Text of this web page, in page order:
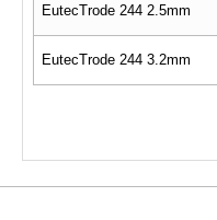
EutecTrode 244 2.5mm
EutecTrode 244 3.2mm